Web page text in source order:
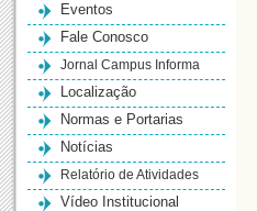
Eventos
Fale Conosco
Jornal Campus Informa
Localização
Normas e Portarias
Notícias
Relatório de Atividades
Vídeo Institucional